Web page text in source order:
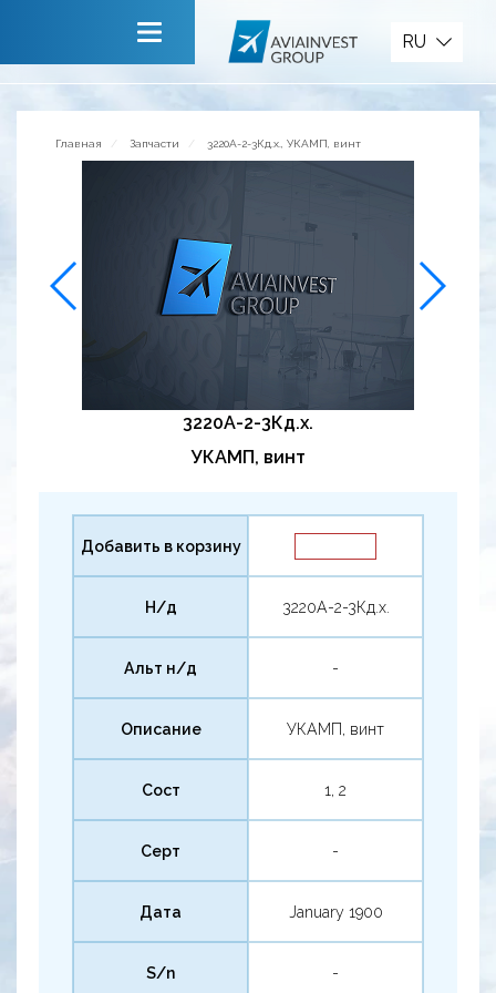
Сервисы
Обратная связь
RU
Главная Запчасти 3220А-2-3Кд.х., УКАМП, винт
3220А-2-3Кд.х.
УКАМП, винт
Добавить в корзину
Н/д 3220А-2-3Кд.х.
Альт н/д -
Описание УКАМП, винт
Сост 1, 2
Серт -
Дата January 1900
S/n -